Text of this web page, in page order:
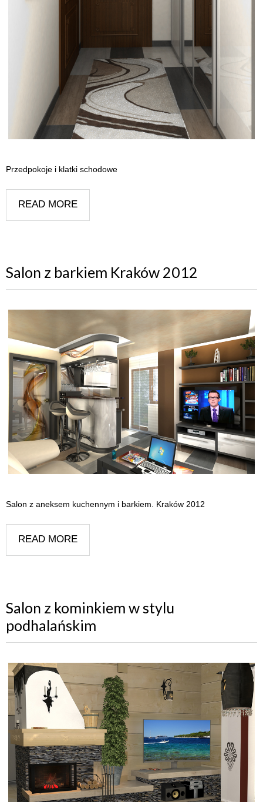
Przedpokoje i klatki schodowe
READ MORE
Salon z barkiem Kraków 2012
Salon z aneksem kuchennym i barkiem. Kraków 2012
READ MORE
Salon z kominkiem w stylu
podhalańskim